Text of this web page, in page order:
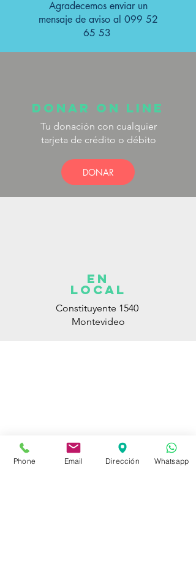
Agradecemos enviar un
mensaje de aviso al 099 52
65 53
DONAR ON LINE
Tu donación con cualquier
tarjeta de crédito o débito
DONAR
en
local
Constituyente 1540
Montevideo
Montevideo - Uruguay
(598)24110034
Phone Email Dirección Whatsapp